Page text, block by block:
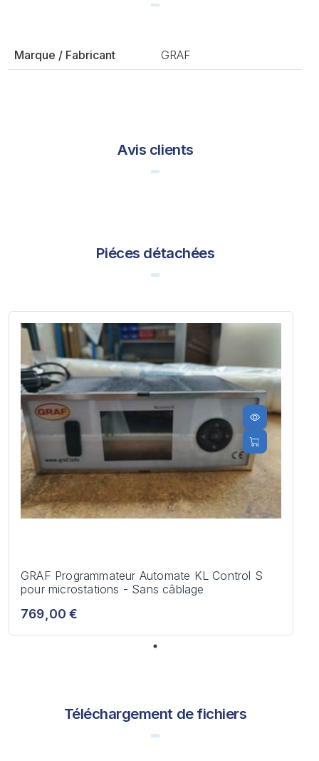
Marque / Fabricant GRAF
Avis clients
Piéces détachées
GRAF Programmateur Automate KL Control S
pour microstations - Sans câblage
769,00 €
Téléchargement de fichiers